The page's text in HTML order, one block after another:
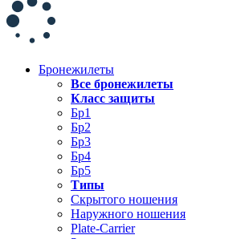
Бронежилеты
Все бронежилеты
Класс защиты
Бр1
Бр2
Бр3
Бр4
Бр5
Типы
Скрытого ношения
Наружного ношения
Plate-Carrier